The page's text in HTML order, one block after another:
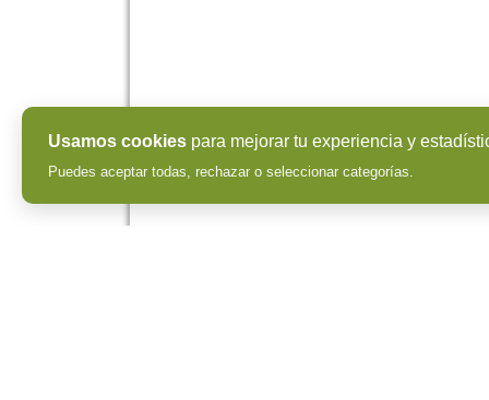
Usamos cookies para mejorar tu experiencia y
Puedes aceptar todas, rechazar o seleccionar categorías.